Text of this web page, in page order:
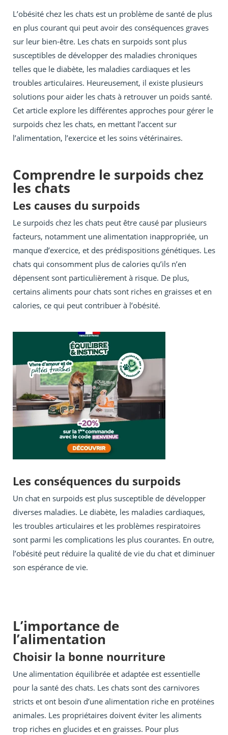
L’obésité chez les chats est un problème de santé de plus
en plus courant qui peut avoir des conséquences graves
sur leur bien-être. Les chats en surpoids sont plus
susceptibles de développer des maladies chroniques
telles que le diabète, les maladies cardiaques et les
troubles articulaires. Heureusement, il existe plusieurs
solutions pour aider les chats à retrouver un poids santé.
Cet article explore les différentes approches pour gérer le
surpoids chez les chats, en mettant l’accent sur
l’alimentation, l’exercice et les soins vétérinaires.
Comprendre le surpoids chez
les chats
Les causes du surpoids
Le surpoids chez les chats peut être causé par plusieurs
facteurs, notamment une alimentation inappropriée, un
manque d’exercice, et des prédispositions génétiques. Les
chats qui consomment plus de calories qu’ils n’en
dépensent sont particulièrement à risque. De plus,
certains aliments pour chats sont riches en graisses et en
calories, ce qui peut contribuer à l’obésité.
Les conséquences du surpoids
Un chat en surpoids est plus susceptible de développer
diverses maladies. Le diabète, les maladies cardiaques,
les troubles articulaires et les problèmes respiratoires
sont parmi les complications les plus courantes. En outre,
l’obésité peut réduire la qualité de vie du chat et diminuer
son espérance de vie.
L’importance de
l’alimentation
Choisir la bonne nourriture
Une alimentation équilibrée et adaptée est essentielle
pour la santé des chats. Les chats sont des carnivores
stricts et ont besoin d’une alimentation riche en protéines
animales. Les propriétaires doivent éviter les aliments
trop riches en glucides et en graisses. Pour plus